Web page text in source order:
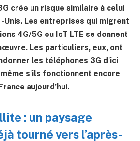
crée un risque similaire à celui
Unis. Les entreprises qui migrent
4G/5G ou IoT LTE se donnent
Les particuliers, eux, ont
les téléphones 3G d’ici
s’ils fonctionnent encore
aujourd’hui.
: un paysage
tourné vers l’après-